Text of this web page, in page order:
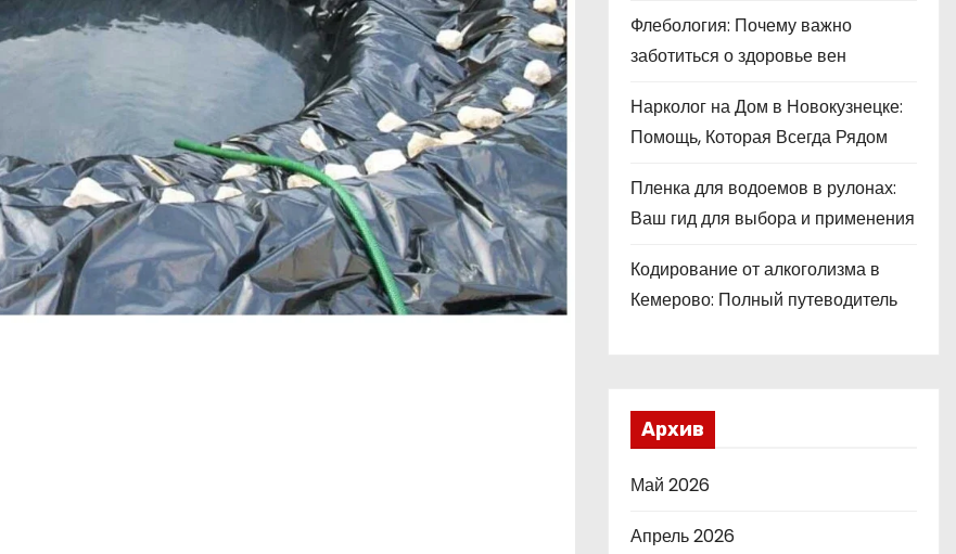
Флебология: Почему важно
заботиться о здоровье вен
Нарколог на Дом в Новокузнецке:
Помощь, Которая Всегда Рядом
Пленка для водоемов в рулонах:
Ваш гид для выбора и применения
Кодирование от алкоголизма в
Кемерово: Полный путеводитель
Архив
Май 2026
Апрель 2026